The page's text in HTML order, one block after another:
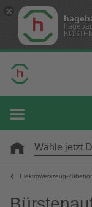
Wähle jetzt
Elektrowerkzeug-Zubehör